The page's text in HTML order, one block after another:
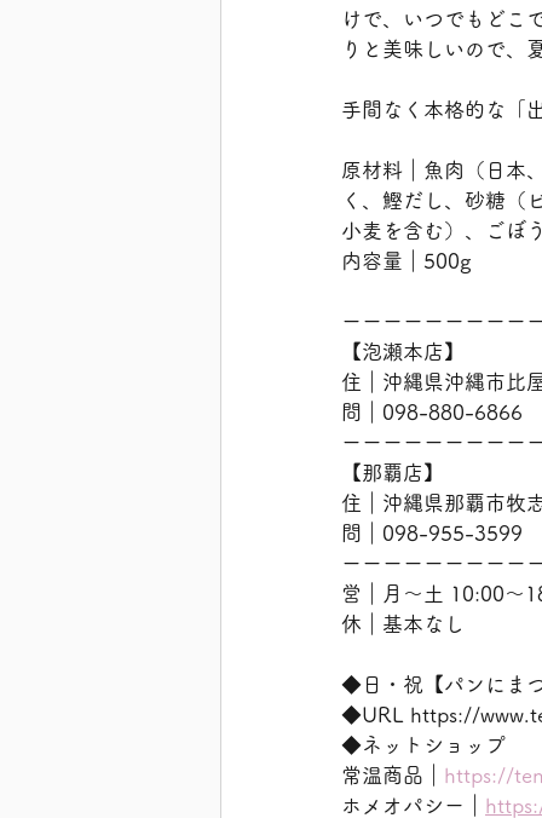
けで、いつでもどこ
りと美味しいので、
手間なく本格的な「
原材料｜魚肉（日本
く、鰹だし、砂糖（
小麦を含む）、ごぼ
内容量｜500g
ーーーーーーーーー
【泡瀬本店】
住｜沖縄県沖縄市比
問｜098-880-6866
ーーーーーーーーー
【那覇店】
住｜沖縄県那覇市牧
問｜098-955-3599
ーーーーーーーーー
営｜月〜土 10:00〜
休｜基本なし
◆日・祝【パンにま
◆URL https://
◆ネットショップ
常温商品｜ https://
ホメオパシー｜